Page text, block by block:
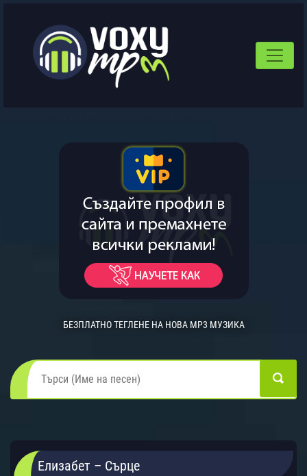
БЕЗПЛАТНО ТЕГЛЕНЕ НА НОВА MP3 МУЗИКА
Елизабет – Сърце